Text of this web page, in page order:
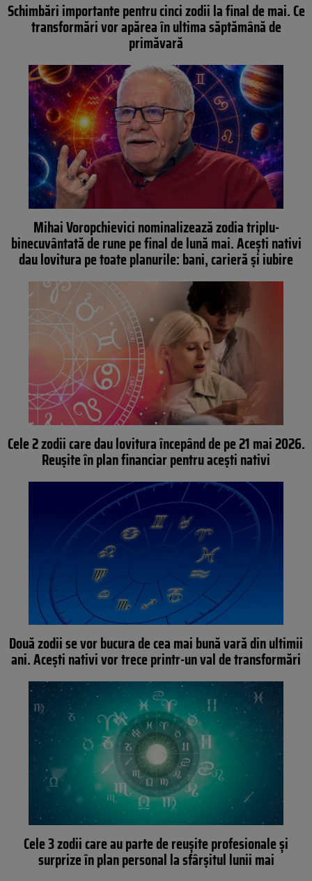
Schimbări importante pentru cinci zodii la final de mai. Ce
transformări vor apărea în ultima săptămână de
primăvară
Mihai Voropchievici nominalizează zodia triplu-
binecuvântată de rune pe final de lună mai. Acești nativi
dau lovitura pe toate planurile: bani, carieră și iubire
Cele 2 zodii care dau lovitura începând de pe 21 mai 2026.
Reușite în plan financiar pentru acești nativi
Două zodii se vor bucura de cea mai bună vară din ultimii
ani. Acești nativi vor trece printr-un val de transformări
Cele 3 zodii care au parte de reușite profesionale și
surprize în plan personal la sfârșitul lunii mai